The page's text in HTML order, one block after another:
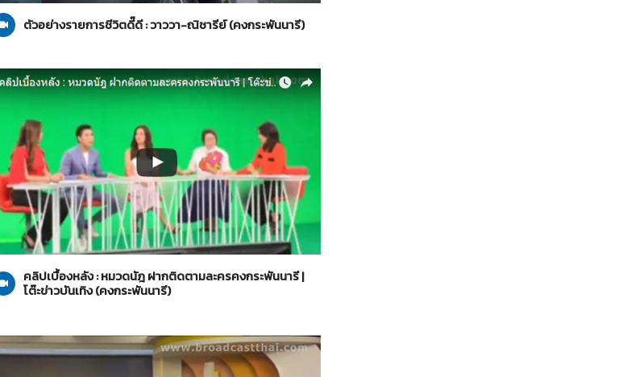
ตัวอย่างรายการชีวิตดี๊ดี : วาววา-ณิชารีย์ (คงกระพันนารี)
05-07-2559
คงกระพันนารี
คลิปเบื้องหลัง : หมวดนัฎ ฝากติดตามละครคงกระพันนารี |
โต๊ะข่าวบันเทิง (คงกระพันนารี)